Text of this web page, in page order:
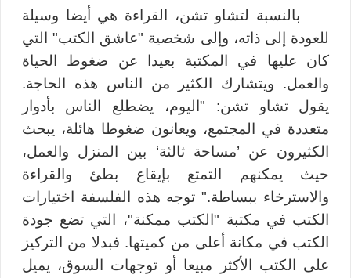
بالنسبة لتشاو تشن، القراءة هي أيضا وسيلة
للعودة إلى ذاته، وإلى شخصية "عاشق الكتب" التي
كان عليها في المكتبة بعيدا عن ضغوط الحياة
والعمل. ويتشارك الكثير من الناس هذه الحاجة.
يقول تشاو تشن: "اليوم، يضطلع الناس بأدوار
متعددة في المجتمع، ويعانون ضغوطا هائلة، يبحث
الكثيرون عن ’مساحة ثالثة‘ بين المنزل والعمل،
حيث يمكنهم التمتع بإيقاع بطئ والقراءة
والاسترخاء ببساطة." توجه هذه الفلسفة اختيارات
الكتب في مكتبة "الكتب ممكنة"،
التي تضع جودة
الكتب في مكانة أعلى من كميتها. فبدلا من التركيز
على الكتب الأكثر مبيعا أو توجهات السوق، يميل